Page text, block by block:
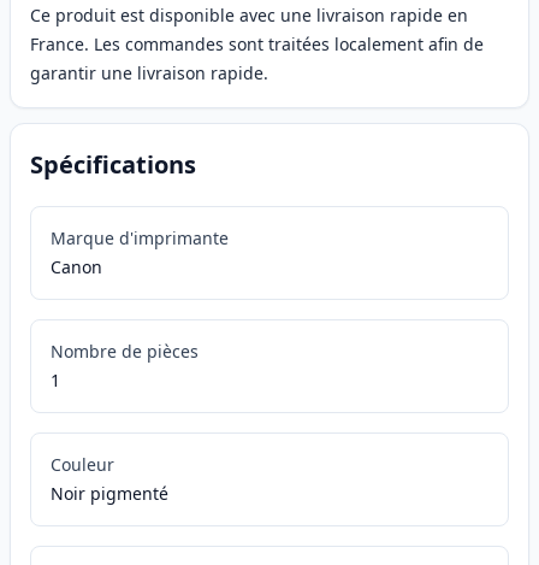
Ce produit est disponible avec une livraison rapide en
France. Les commandes sont traitées localement afin de
garantir une livraison rapide.
Spécifications
Marque d'imprimante
Canon
Nombre de pièces
1
Couleur
Noir pigmenté